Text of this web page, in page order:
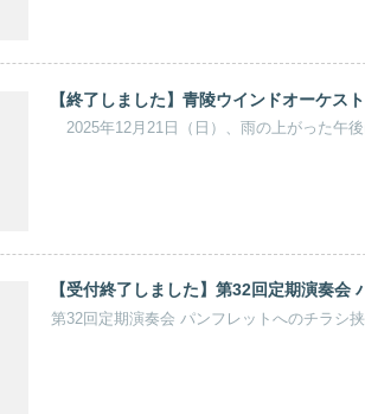
【終了しました】青陵ウインドオーケ
2025年12月21日（日）、雨の上がった午
【受付終了しました】第32回定期演奏
第32回定期演奏会 パンフレットへのチラシ